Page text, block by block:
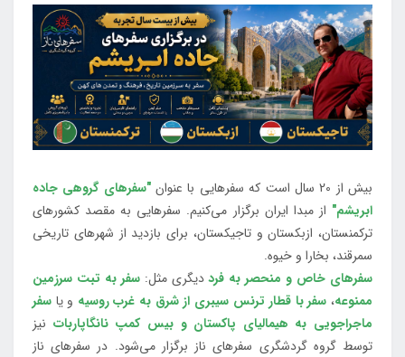
بیش از 20 سال است که سفرهایی با عنوان
"سفرهای گروهی جاده
ابریشم" از مبدا ایران برگزار می‌کنیم. سفرهایی به مقصد کشورهای
ترکمنستان، ازبکستان و تاجیکستان، برای بازدید از شهرهای تاریخی
سمرقند، بخارا و خیوه.
سفرهای خاص و منحصر به فرددیگری مثل:سفر به تبت سرزمین
ممنوعه، سفر با قطار ترنس سیبری از شرق به غرب روسیه و یا سفر
ماجراجویی به هیمالیای پاکستان و بیس کمپ نانگاپاربات نیز
توسط گروه گردشگری سفرهای ناز برگزار می‌شود. در سفرهای ناز